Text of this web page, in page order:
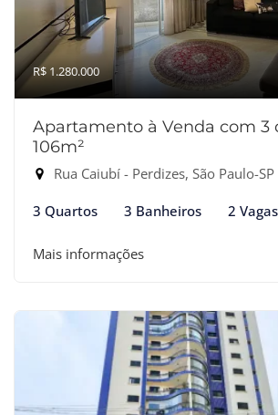
R$ 1.280.000
Apartamento à Venda com 3
106m²
Rua Caiubí - Perdizes, São Paulo-SP
3 Quartos 3 Banheiros 2 Vagas
Mais informações